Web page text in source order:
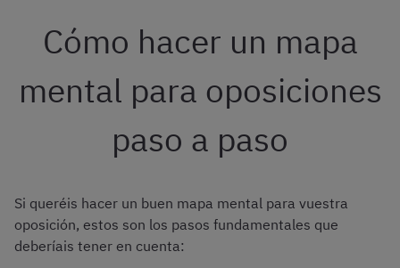
Cómo hacer un mapa
mental para oposiciones
paso a paso
Si queréis hacer un buen mapa mental para vuestra
oposición, estos son los pasos fundamentales que
deberíais tener en cuenta: